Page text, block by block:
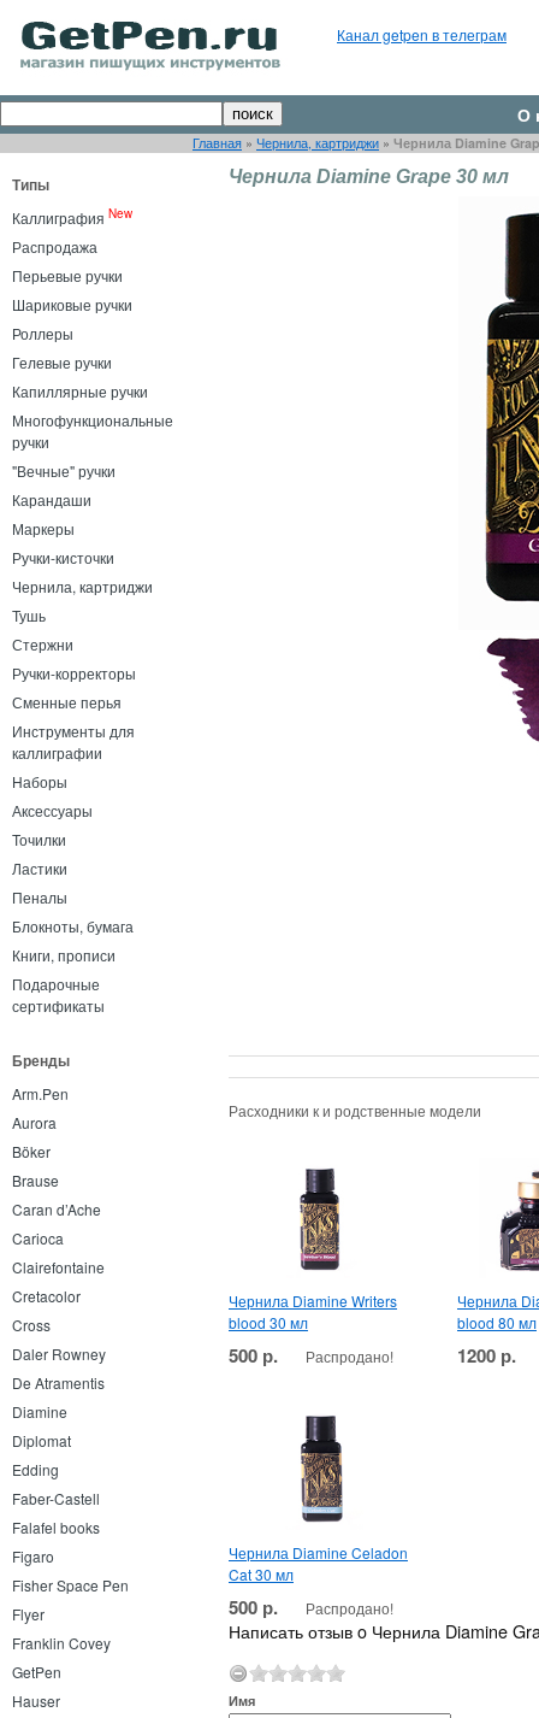
Канал getpen в телеграм
О
Главная » Чернила, картриджи » Чернила Diamine
Типы
Каллиграфия New
Распродажа
Перьевые ручки
Шариковые ручки
Роллеры
Гелевые ручки
Капиллярные ручки
Многофункциональные
ручки
"Вечные" ручки
Карандаши
Маркеры
Ручки-кисточки
Чернила, картриджи
Тушь
Стержни
Ручки-корректоры
Сменные перья
Инструменты для
каллиграфии
Наборы
Аксессуары
Точилки
Ластики
Пеналы
Блокноты, бумага
Книги, прописи
Подарочные
сертификаты
Бренды
Arm.Pen
Aurora
Böker
Brause
Caran d’Ache
Carioca
Clairefontaine
Cretacolor
Cross
Daler Rowney
De Atramentis
Diamine
Diplomat
Edding
Faber-Castell
Falafel books
Figaro
Fisher Space Pen
Flyer
Franklin Covey
GetPen
Hauser
Чернила Diamine Grape 30 мл
Расходники к и родственные модели
Чернила Diamine Writers
blood 30 мл
500 р. Распродано!
Чернила
blood 80 мл
1200 р.
Чернила Diamine Celadon
Cat 30 мл
500 р. Распродано!
Написать отзыв o Чернила Diamine
Имя